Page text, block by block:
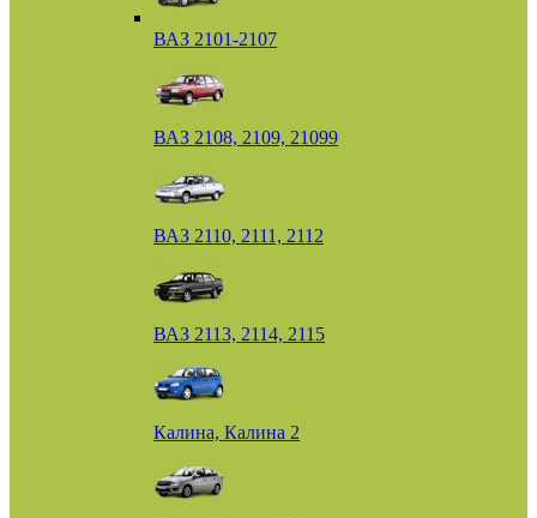
ВАЗ 2101-2107
ВАЗ 2108, 2109, 21099
ВАЗ 2110, 2111, 2112
ВАЗ 2113, 2114, 2115
Калина, Калина 2